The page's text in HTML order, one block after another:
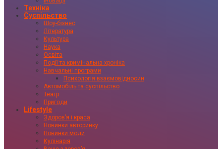
Техніка
Суспільство
Шоу-бізнес
Література
Культура
Наука
Освіта
Події та кримінальна хроніка
Навчальні програми
Психологія взаємовідносин
Автомобіль та суспільство
Театр
Пригоди
Lifestyle
Здоровʼя і краса
Новинки авторинку
Новинки моди
Кулінарія